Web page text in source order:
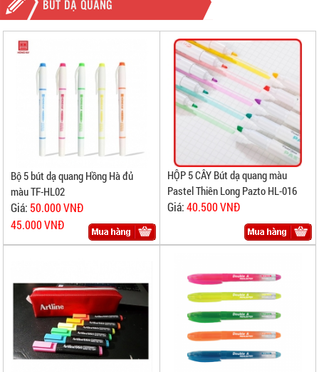
BÚT DẠ QUANG
Bộ 5 bút dạ quang Hồng Hà đủ
màu TF-HL02
Giá: 50.000 VNĐ
45.000 VNĐ
HỘP 5 CÂY Bút dạ quang màu
Pastel Thiên Long Pazto HL-016
Giá:40.500 VNĐ